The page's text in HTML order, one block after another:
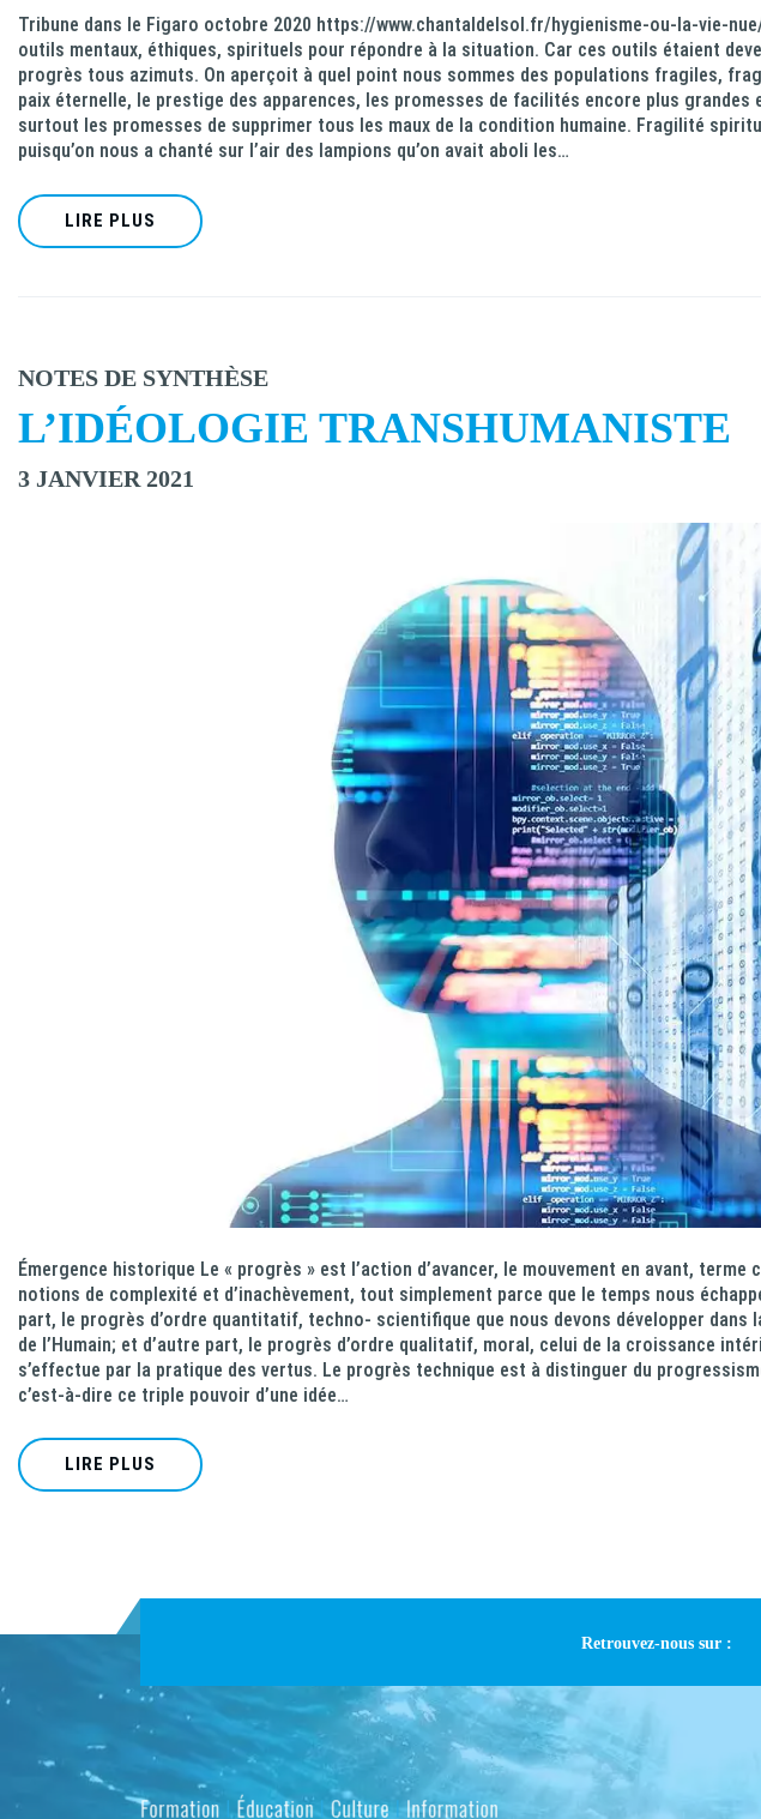
Tribune dans le Figaro octobre 2020 https://www.chantaldelsol.fr/hygienisme-ou-la-vie-
outils mentaux, éthiques, spirituels pour répondre à la situation. Car ces outils étaient
progrès tous azimuts. On aperçoit à quel point nous sommes des populations fragiles,
paix éternelle, le prestige des apparences, les promesses de facilités encore plus grandes
surtout les promesses de supprimer tous les maux de la condition humaine. Fragilité
puisqu’on nous a chanté sur l’air des lampions qu’on avait aboli les…
LIRE PLUS
NOTES DE SYNTHÈSE
L’IDÉOLOGIE TRANSHUMANISTE
3 JANVIER 2021
Émergence historique Le « progrès » est l’action d’avancer, le mouvement en avant,
notions de complexité et d’inachèvement, tout simplement parce que le temps nous
part, le progrès d’ordre quantitatif, techno- scientifique que nous devons développer dans
de l’Humain; et d’autre part, le progrès d’ordre qualitatif, moral, celui de la croissance
s’effectue par la pratique des vertus. Le progrès technique est à distinguer du
c’est-à-dire ce triple pouvoir d’une idée…
LIRE PLUS
Retrouvez-nous sur :